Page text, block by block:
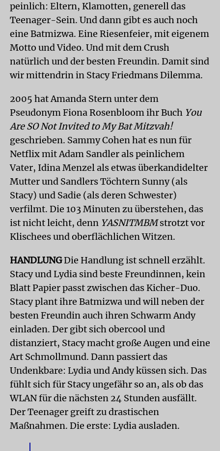
peinlich: Eltern, Klamotten, generell das
Teenager-Sein. Und dann gibt es auch noch
eine Batmizwa. Eine Riesenfeier, mit eigenem
Motto und Video. Und mit dem Crush
natürlich und der besten Freundin. Damit sind
wir mittendrin in Stacy Friedmans Dilemma.
2005 hat Amanda Stern unter dem
Pseudonym Fiona Rosenbloom ihr Buch You
Are SO Not Invited to My Bat Mitzvah!
geschrieben. Sammy Cohen hat es nun für
Netflix mit Adam Sandler als peinlichem
Vater, Idina Menzel als etwas überkandidelter
Mutter und Sandlers Töchtern Sunny (als
Stacy) und Sadie (als deren Schwester)
verfilmt. Die 103 Minuten zu überstehen, das
ist nicht leicht, denn YASNITMBMstrotzt vor
Klischees und oberflächlichen Witzen.
HANDLUNGDie Handlung ist schnell erzählt.
Stacy und Lydia sind beste Freundinnen, kein
Blatt Papier passt zwischen das Kicher-Duo.
Stacy plant ihre Batmizwa und will neben der
besten Freundin auch ihren Schwarm Andy
einladen. Der gibt sich obercool und
distanziert, Stacy macht große Augen und eine
Art Schmollmund. Dann passiert das
Undenkbare: Lydia und Andy küssen sich. Das
fühlt sich für Stacy ungefähr so an, als ob das
WLAN für die nächsten 24 Stunden ausfällt.
Der Teenager greift zu drastischen
Maßnahmen. Die erste: Lydia ausladen.